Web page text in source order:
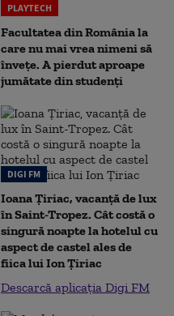
PLAYTECH
Facultatea din România la
care nu mai vrea nimeni să
înveţe. A pierdut aproape
jumătate din studenţi
DIGI FM
Ioana Țiriac, vacanță de lux
în Saint-Tropez. Cât costă o
singură noapte la hotelul cu
aspect de castel ales de
fiica lui Ion Țiriac
Descarcă aplicația Digi FM